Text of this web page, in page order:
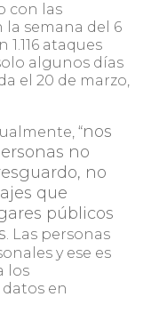
con las
la semana del 6
ataques
algunos días
el 20 de marzo,
“nos
no
no
que
públicos
. Las personas
y ese es
los
en